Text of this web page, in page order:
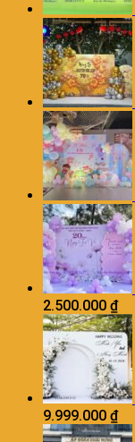
2.500.000 ₫
9.999.000 ₫